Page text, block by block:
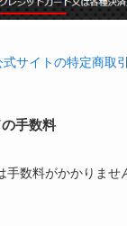
式サイトの特定商取
手数料
手数料がかかりませ